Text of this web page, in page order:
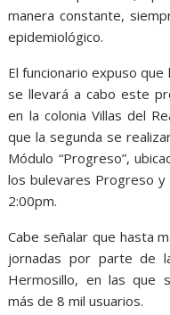
manera constante,
epidemiológico.
El funcionario expuso que
se llevará a cabo este
en la colonia Villas del
que la segunda se
Módulo “Progreso”,
los bulevares Progreso y
2:00pm.
Cabe señalar que hasta
jornadas por parte de
Hermosillo, en las que
más de 8 mil usuarios.